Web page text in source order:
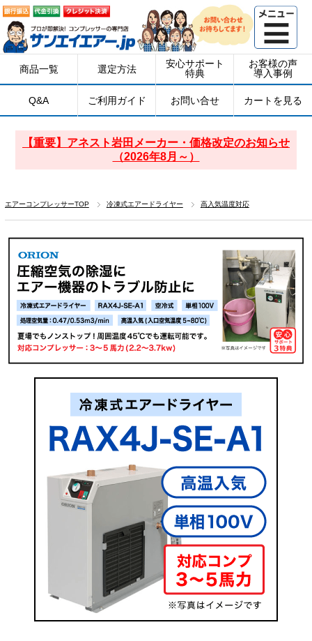
【重要】アネスト岩田メーカー・価格改定のお知らせ
（2026年8月～）
商品一覧 選定方法
安心サポート
特典
お客様の声
導入事例
Q&A ご利用ガイド お問い合せ カートを見る
エアーコンプレッサーTOP 冷凍式エアードライヤー 高入気温度対応